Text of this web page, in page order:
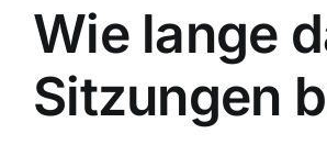
Wie lange
Sitzungen